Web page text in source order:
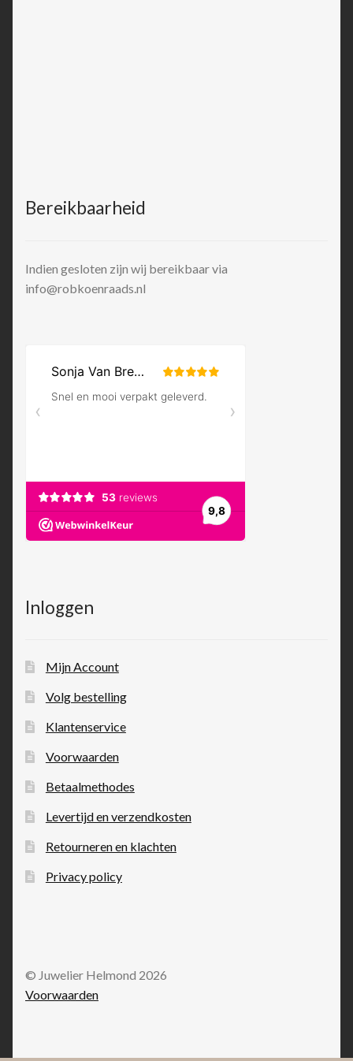
Bereikbaarheid
Indien gesloten zijn wij bereikbaar via
info@robkoenraads.nl
Inloggen
Mijn Account
Volg bestelling
Klantenservice
Voorwaarden
Betaalmethodes
Levertijd en verzendkosten
Retourneren en klachten
Privacy policy
© Juwelier Helmond 2026
Voorwaarden